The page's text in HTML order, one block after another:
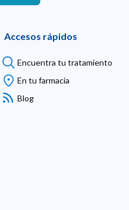
Accesos rápidos
Encuentra tu tratamiento
En tu farmacia
Blog